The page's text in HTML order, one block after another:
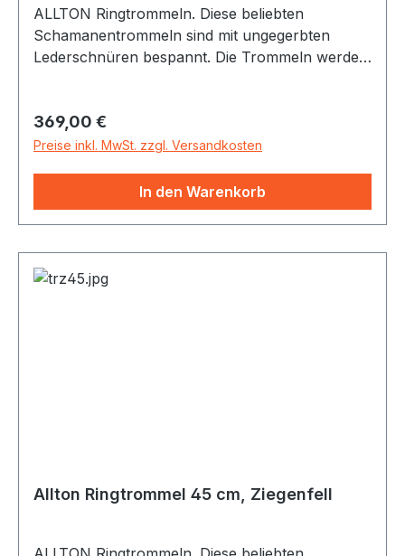
ALLTON Ringtrommeln. Diese beliebten
Schamanentrommeln sind mit ungegerbten
Lederschnüren bespannt. Die Trommeln werden
Korpus, Fellstreifen-Bespannung mit Naturfell)
von bester Qualität verwendet. Die
Klangs als Schamanentrommel besonders
beliebt. Es gibt sie mit Damhirsch, weiss mit z.T.
hellbrauner Musterung. Neu im Programm sind
die Rothirschfelle mit schöner, starker
Zeichnung. Von transparent bis weiss im
Regulärer Preis:
369,00 €
Preise inkl. MwSt. zzgl. Versandkosten
In den Warenkorb
Allton Ringtrommel 45 cm, Ziegenfell